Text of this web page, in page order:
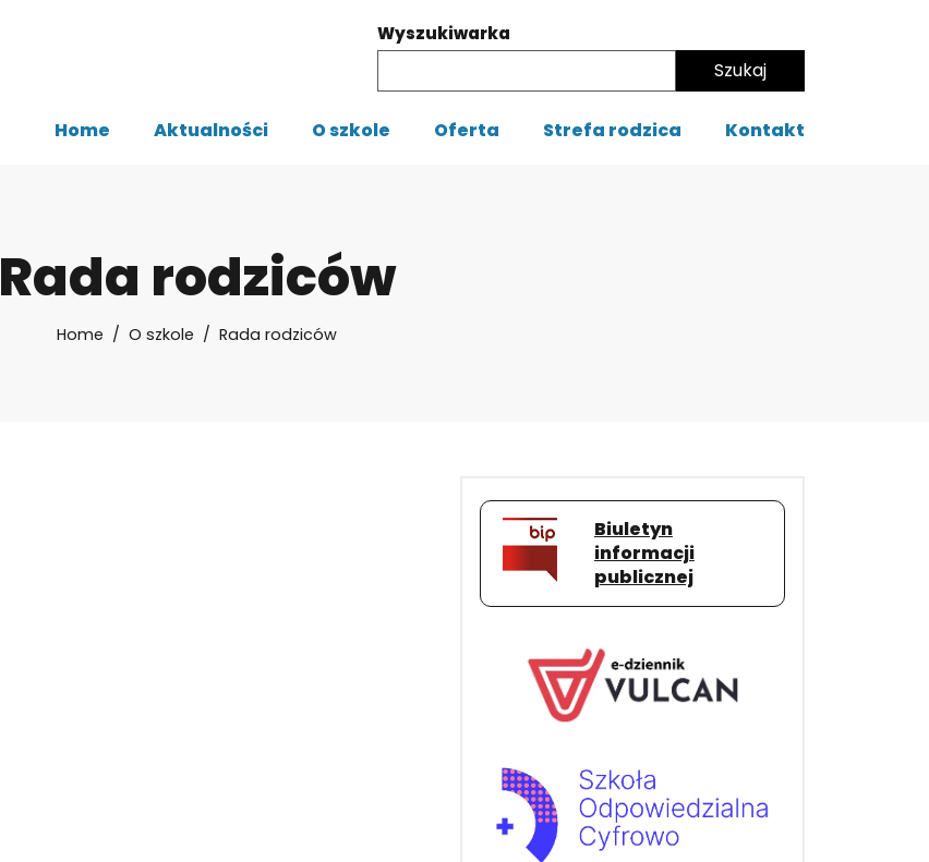
Wyszukiwarka
Home Aktualności O szkole Oferta Strefa rodzica Kontakt
Rada rodziców
Home O szkole Rada rodziców
Biuletyn
informacji
publicznej